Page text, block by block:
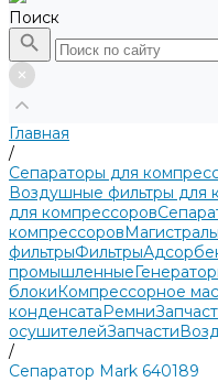
Поиск
Главная
/
Сепараторы для
Воздушные фильтры для
для компрессоров
компрессоров
фильтрыФильтры
промышленные
блокиКомпрессорное
конденсатаРемни
осушителейЗапчасти
/
Сепаратор Mark 640189